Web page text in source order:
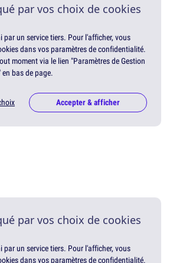
par vos choix de cookies
par un service tiers. Pour l'afficher, vous
dans vos paramètres de confidentialité.
moment via le lien "Paramètres de Gestion
bas de page.
Accepter & afficher
par vos choix de cookies
par un service tiers. Pour l'afficher, vous
dans vos paramètres de confidentialité.